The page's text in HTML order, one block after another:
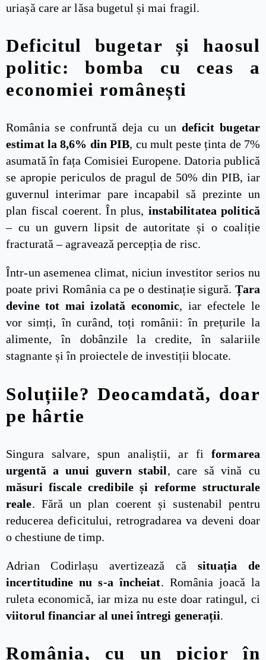
uriașă care ar lăsa bugetul și mai fragil.
Deficitul bugetar și haosul
politic: bomba cu ceas a
economiei românești
România se confruntă deja cu un deficit bugetar
estimat la 8,6% din PIB, cu mult peste ținta de 7%
asumată în fața Comisiei Europene. Datoria publică
se apropie periculos de pragul de 50% din PIB, iar
guvernul interimar pare incapabil să prezinte un
plan fiscal coerent. În plus, instabilitatea politică
– cu un guvern lipsit de autoritate și o coaliție
fracturată – agravează percepția de risc.
Într-un asemenea climat, niciun investitor serios nu
poate privi România ca pe o destinație sigură. Țara
devine tot mai izolată economic, iar efectele le
vor simți, în curând, toți românii: în prețurile la
alimente, în dobânzile la credite, în salariile
stagnante și în proiectele de investiții blocate.
Soluțiile? Deocamdată, doar
pe hârtie
Singura salvare, spun analiștii, ar fiformarea
urgentă a unui guvern stabil, care să vină cu
măsuri fiscale credibile și reforme structurale
reale. Fără un plan coerent și sustenabil pentru
reducerea deficitului, retrogradarea va deveni doar
o chestiune de timp.
Adrian Codirlașu avertizează căsituația de
incertitudine nu s-a încheiat. România joacă la
ruleta economică, iar miza nu este doar ratingul, ci
viitorul financiar al unei întregi generații.
România, cu un picior în